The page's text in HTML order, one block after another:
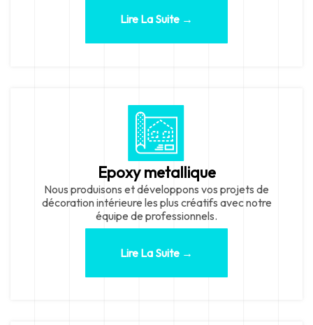
Lire La Suite →
Epoxy metallique
Nous produisons et développons vos projets de
décoration intérieure les plus créatifs avec notre
équipe de professionnels.
Lire La Suite →